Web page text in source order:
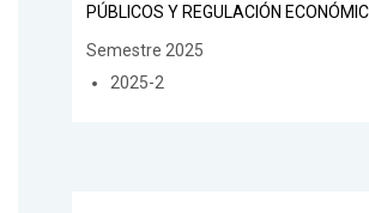
PÚBLICOS Y REGULACIÓN
Semestre 2025
2025-2